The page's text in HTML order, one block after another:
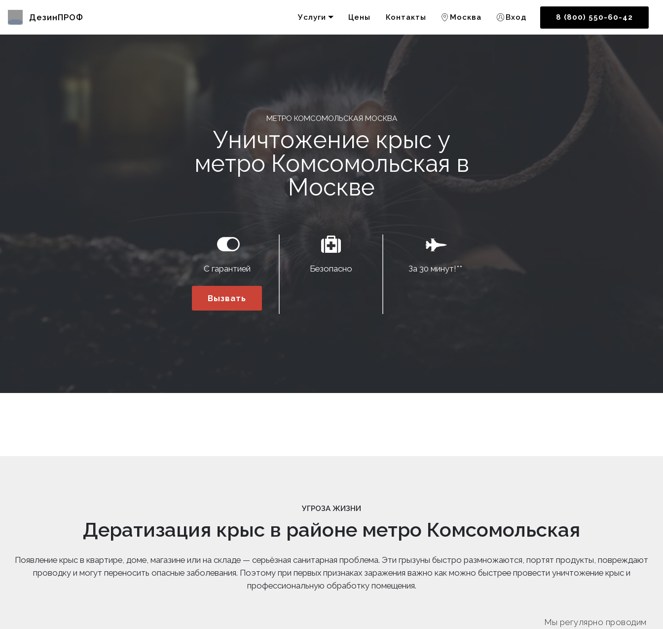
ДезинПРОФ Услуги Цены Контакты Москва Вход 8 (800) 550-60-42
МЕТРО КОМСОМОЛЬСКАЯ МОСКВА
Уничтожение крыс у
метро Комсомольская в
Москве
С гарантией
Вызвать
Безопасно За 30 минут!**
УГРОЗА ЖИЗНИ
Дератизация крыс в районе метро Комсомольская
Появление крыс в квартире, доме, магазине или на складе — серьёзная санитарная проблема. Эти грызуны быстро размножаются, портят продукты, повреждают
проводку и могут переносить опасные заболевания. Поэтому при первых признаках заражения важно как можно быстрее провести уничтожение крыс и
профессиональную обработку помещения.
Мы регулярно проводим